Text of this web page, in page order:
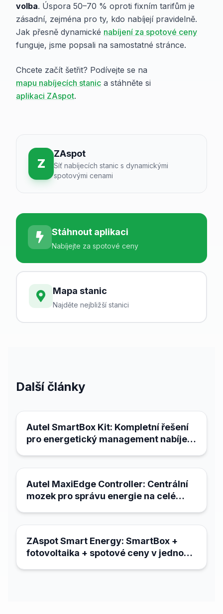
volba. Úspora 50–70 % oproti fixním tarifům je
zásadní, zejména pro ty, kdo nabíjejí pravidelně.
Jak přesně dynamické nabíjení za spotové ceny
funguje, jsme popsali na samostatné stránce.
Chcete začít šetřit? Podívejte se na
mapu nabíjecích stanic a stáhněte si
aplikaci ZAspot.
Z
ZAspot
Síť nabíjecích stanic s dynamickými
spotovými cenami
Stáhnout aplikaci
Nabíjejte za spotové ceny
Mapa stanic
Najděte nejbližší stanici
Další články
Autel SmartBox Kit: Kompletní řešení
pro energetický management nabíjecí
21. března 2026
Autel MaxiEdge Controller: Centrální
mozek pro správu energie na celé
18. března 2026
ZAspot Smart Energy: SmartBox +
fotovoltaika + spotové ceny v jednom